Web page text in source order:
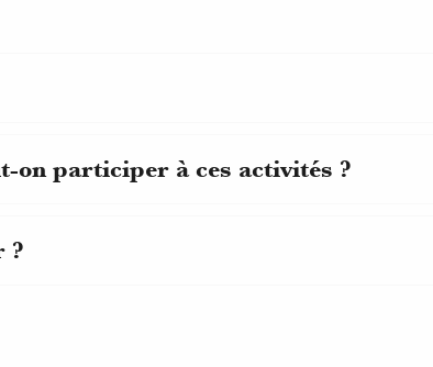
on participer à ces activités ?
?